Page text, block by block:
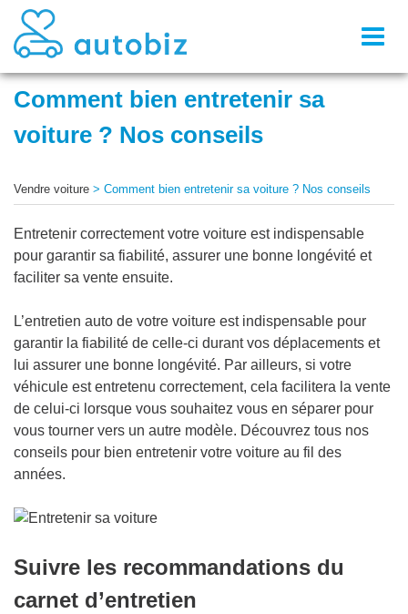
Comment bien entretenir sa
voiture ? Nos conseils
Vendre voiture > Comment bien entretenir sa voiture ? Nos conseils
Entretenir correctement votre voiture est indispensable
pour garantir sa fiabilité, assurer une bonne longévité et
faciliter sa vente ensuite.
L’entretien auto de votre voiture est indispensable pour
garantir la fiabilité de celle-ci durant vos déplacements et
lui assurer une bonne longévité. Par ailleurs, si votre
véhicule est entretenu correctement, cela facilitera la vente
de celui-ci lorsque vous souhaitez vous en séparer pour
vous tourner vers un autre modèle. Découvrez tous nos
conseils pour bien entretenir votre voiture au fil des
années.
Suivre les recommandations du
carnet d’entretien